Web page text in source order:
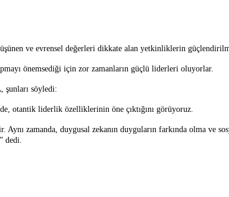
ve evrensel değerleri dikkate alan yetkinliklerin
önemsediği için zor zamanların güçlü liderleri oluyorlar.
, şunları söyledi:
otantik liderlik özelliklerinin öne çıktığını görüyoruz.
zamanda, duygusal zekanın duyguların farkında olma ve
dedi.